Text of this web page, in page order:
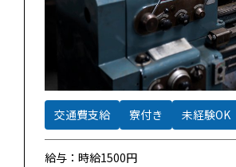
交通費支給 寮付き 未経験OK
給与：時給1500円